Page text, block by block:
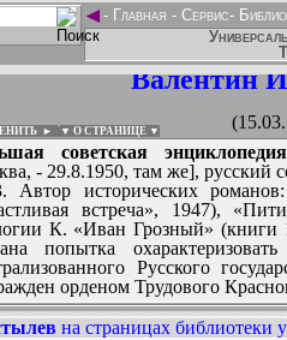
◄- Главная - Сервис-
Валентин
► ▼ О СТРАНИЦЕ ▼
советская
- 29.8.1950, там же], русский
Автор исторических
встреча», 1947),
К. «Иван Грозный» (книги
попытка
Русского
орденом Трудового
на страницах библиотеки